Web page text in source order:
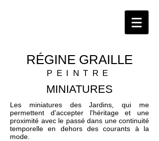
RÉGINE GRAILLE
PEINTRE
MINIATURES
Les miniatures des Jardins, qui me
permettent d'accepter l'héritage et une
proximité avec le passé dans une continuité
temporelle en dehors des courants à la
mode.